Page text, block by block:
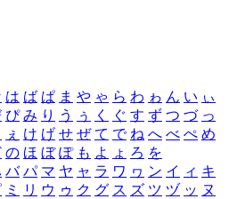
は ば ぱ ま や ゃ ら わ ゎ ん い ぃ
ぴ み り う ぅ く ぐ す ず つ づ っ
ぇ け げ せ ぜ て で ね へ べ ぺ め
の ほ ぼ ぽ も よ ょ ろ を
バ パ マ ヤ ャ ラ ワ ヮ ン イ ィ キ
ミ リ ウ ゥ ク グ ス ズ ツ ヅ ッ ヌ